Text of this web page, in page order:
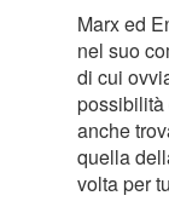
Marx ed
nel suo
di cui
possibilità
anche
quella
volta per